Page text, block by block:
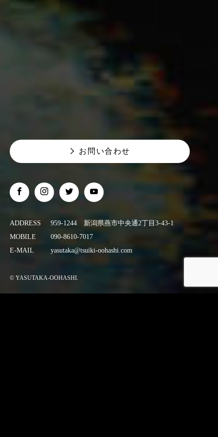
お問い合わせ
ADDRESS
959-1244 新潟県燕市中央通2丁目3-43-1
MOBILE
090-8610-7017
E-MAIL
yasutaka@tsuiki-oohashi.com
© YASUTAKA-OOHASHI.